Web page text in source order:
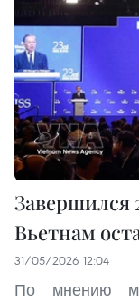
Завершился
Вьетнам
31/05/2026 12:04
По мнению